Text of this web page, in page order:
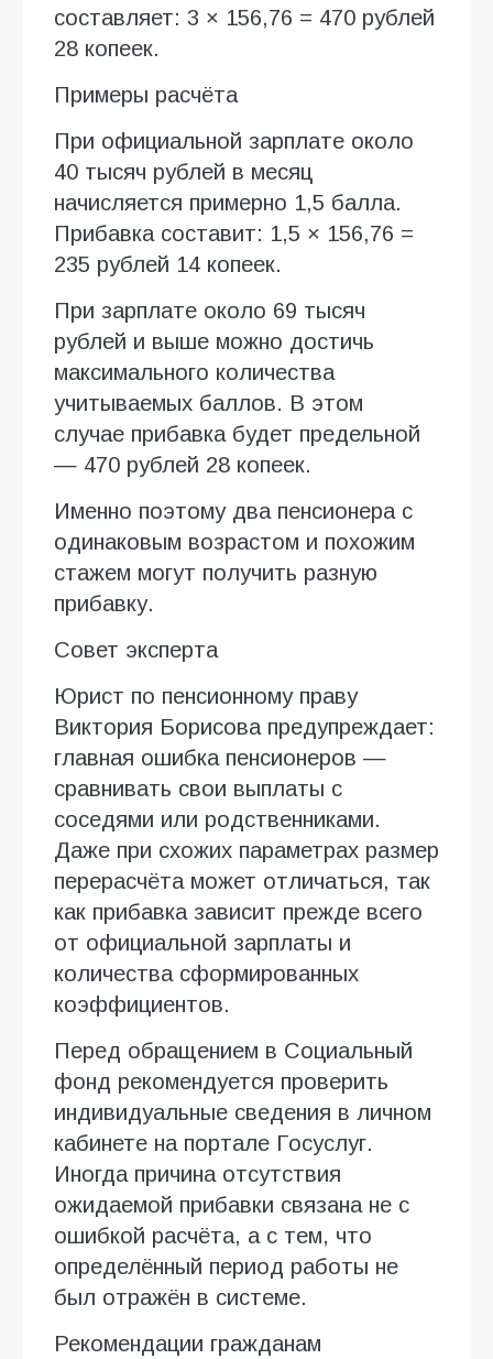
составляет: 3 × 156,76 = 470 рублей
28 копеек.
Примеры расчёта
При официальной зарплате около
40 тысяч рублей в месяц
начисляется примерно 1,5 балла.
Прибавка составит: 1,5 × 156,76 =
235 рублей 14 копеек.
При зарплате около 69 тысяч
рублей и выше можно достичь
максимального количества
учитываемых баллов. В этом
случае прибавка будет предельной
— 470 рублей 28 копеек.
Именно поэтому два пенсионера с
одинаковым возрастом и похожим
стажем могут получить разную
прибавку.
Совет эксперта
Юрист по пенсионному праву
Виктория Борисова предупреждает:
главная ошибка пенсионеров —
сравнивать свои выплаты с
соседями или родственниками.
Даже при схожих параметрах размер
перерасчёта может отличаться, так
как прибавка зависит прежде всего
от официальной зарплаты и
количества сформированных
коэффициентов.
Перед обращением в Социальный
фонд рекомендуется проверить
индивидуальные сведения в личном
кабинете на портале Госуслуг.
Иногда причина отсутствия
ожидаемой прибавки связана не с
ошибкой расчёта, а с тем, что
определённый период работы не
был отражён в системе.
Рекомендации гражданам